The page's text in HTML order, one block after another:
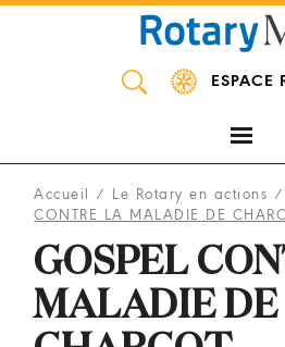
ESPACE
Accueil / Le Rotary en actions /
CONTRE LA MALADIE DE
GOSPEL
MALADIE DE
Panneau de gestion des cookies